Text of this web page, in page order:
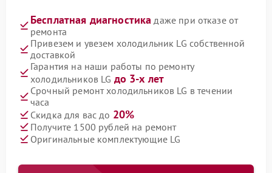
Бесплатная диагностика даже при отказе от
ремонта
Привезем и увезем холодильник LG собственной
доставкой
Гарантия на наши работы по ремонту
холодильников LG до 3-х лет
Срочный ремонт холодильников LG в течении
часа
Скидка для вас до 20%
Получите 1500 рублей на ремонт
Оригинальные комплектующие LG